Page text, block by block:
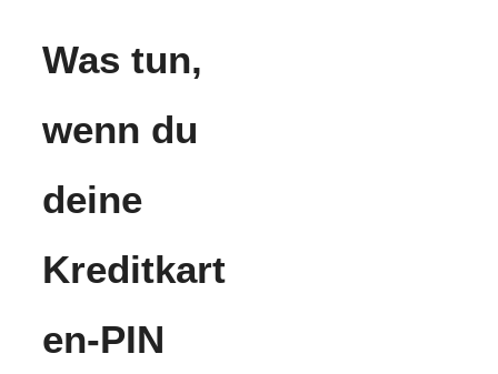
Was tun,
wenn du
deine
Kreditkart
en-PIN